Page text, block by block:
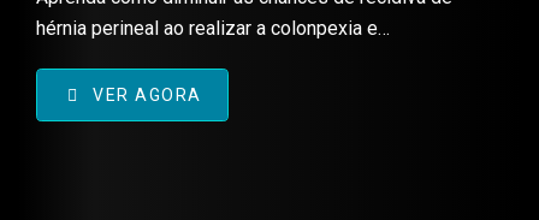
hérnia perineal ao realizar a colonpexia e
VER AGORA